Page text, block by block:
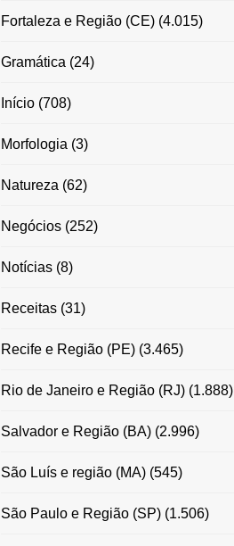
Fortaleza e Região (CE)(4.015)
Gramática (24)
Início(708)
Morfologia (3)
Natureza (62)
Negócios(252)
Notícias(8)
Receitas(31)
Recife e Região (PE)(3.465)
Rio de Janeiro e Região (RJ)(1.888)
Salvador e Região (BA)(2.996)
São Luís e região (MA)(545)
São Paulo e Região (SP)(1.506)